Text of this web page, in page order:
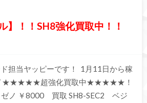
】！！SH8強化買取中！！
担当ヤッピーです！ 1月11日から稼
” ★★★★★超強化買取中★★★★★！
ゼノ ￥8000 買取 SH8-SEC2 ベジ